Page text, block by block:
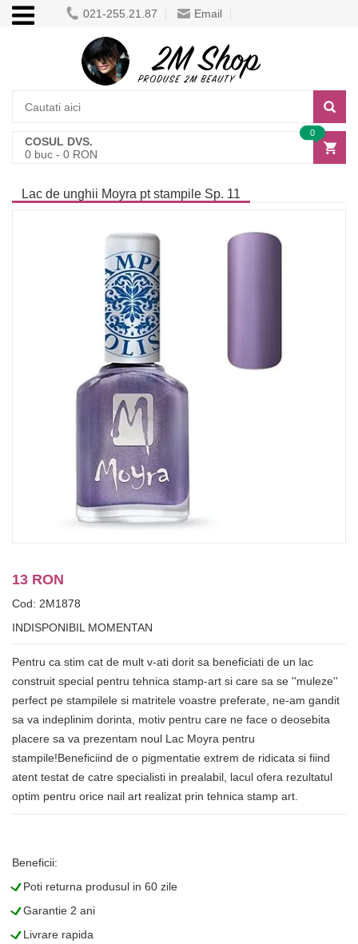
021-255.21.87 Email
COSUL DVS.
0 buc - 0 RON
0
Lac de unghii Moyra pt stampile Sp. 11
13 RON
Cod: 2M1878
INDISPONIBIL MOMENTAN
Pentru ca stim cat de mult v-ati dorit sa beneficiati de un lac
construit special pentru tehnica stamp-art si care sa se ''muleze''
perfect pe stampilele si matritele voastre preferate, ne-am gandit
sa va indeplinim dorinta, motiv pentru care ne face o deosebita
placere sa va prezentam noul Lac Moyra pentru
stampile!Beneficiind de o pigmentatie extrem de ridicata si fiind
atent testat de catre specialisti in prealabil, lacul ofera rezultatul
optim pentru orice nail art realizat prin tehnica stamp art.
Beneficii:
LPoti returna produsul in 60 zile
LGarantie 2 ani
LLivrare rapida